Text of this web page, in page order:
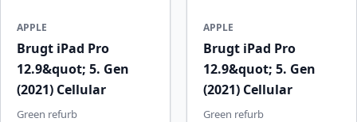
APPLE
Brugt iPad Pro
12.9&quot; 5. Gen
(2021) Cellular
Green refurb
APPLE
Brugt iPad Pro
12.9&quot; 5. Gen
(2021) Cellular
Green refurb